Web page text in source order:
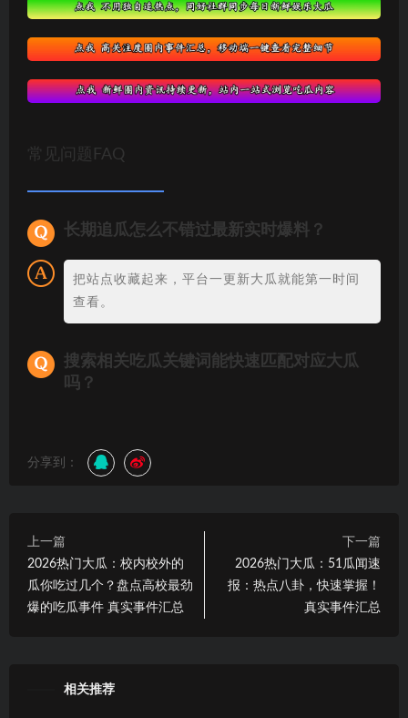
常见问题FAQ
长期追瓜怎么不错过最新实时爆料？
把站点收藏起来，平台一更新大瓜就能第一时间
查看。
搜索相关吃瓜关键词能快速匹配对应大瓜
吗？
分享到：
上一篇
2026热门大瓜：校内校外的
瓜你吃过几个？盘点高校最劲
爆的吃瓜事件 真实事件汇总
下一篇
2026热门大瓜：51瓜闻速
报：热点八卦，快速掌握！
真实事件汇总
相关推荐